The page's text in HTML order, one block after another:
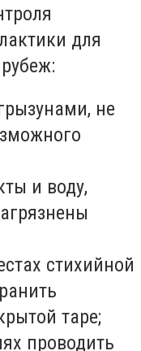
для
не
и воду,
стихийной
таре;
проводить